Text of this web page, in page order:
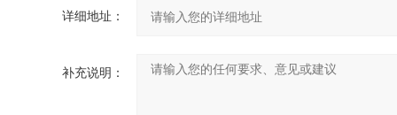
详细地址：
补充说明：